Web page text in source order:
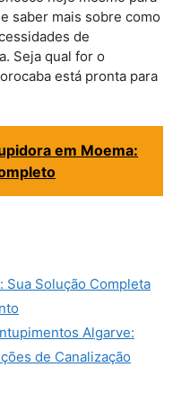
saber mais sobre como
de
Seja qual for o
está pronta para
em Moema:
Sua Solução Completa
Algarve:
de Canalização